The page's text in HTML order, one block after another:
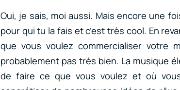
Oui, je sais, moi aussi. Mais encore une
pour qui tu la fais et c’est très cool. En
que vous voulez commercialiser votre
probablement pas très bien. La musique
de faire ce que vous voulez et où